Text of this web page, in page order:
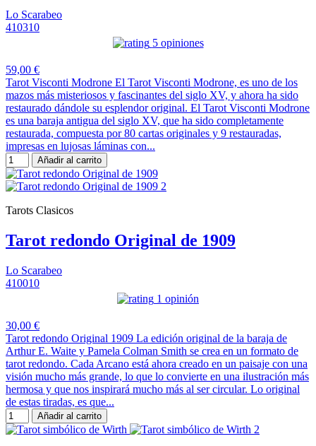
Lo Scarabeo
410310
5 opiniones
59,00 €
Tarot Visconti Modrone El Tarot Visconti Modrone, es uno de los
mazos más misteriosos y fascinantes del siglo XV, y ahora ha sido
restaurado dándole su esplendor original. El Tarot Visconti Modrone
es una baraja antigua del siglo XV, que ha sido completamente
restaurada, compuesta por 80 cartas originales y 9 restauradas,
impresas en lujosas láminas con...
Añadir al carrito
Tarots Clasicos
Tarot redondo Original de 1909
Lo Scarabeo
410010
1 opinión
30,00 €
Tarot redondo Original 1909 La edición original de la baraja de
Arthur E. Waite y Pamela Colman Smith se crea en un formato de
tarot redondo. Cada Arcano está ahora creado en un paisaje con una
visión mucho más grande, lo que lo convierte en una ilustración más
hermosa y que nos inspirará mucho más al ser circular. Lo original
de estas tiradas, es que...
Añadir al carrito